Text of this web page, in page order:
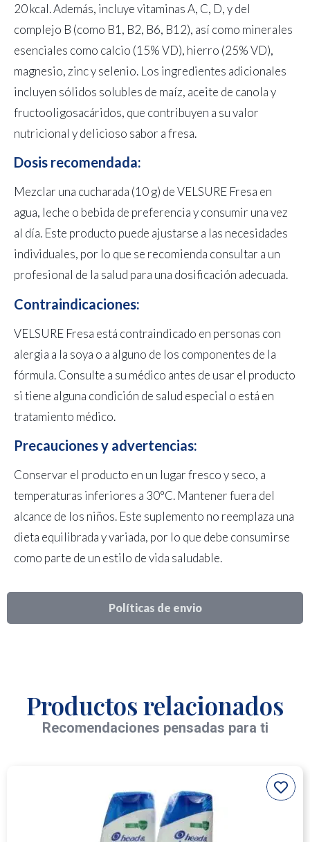
Políticas de envio
20 kcal. Además, incluye vitaminas A, C, D, y del
complejo B (como B1, B2, B6, B12), así como minerales
esenciales como calcio (15% VD), hierro (25% VD),
magnesio, zinc y selenio. Los ingredientes adicionales
incluyen sólidos solubles de maíz, aceite de canola y
fructooligosacáridos, que contribuyen a su valor
nutricional y delicioso sabor a fresa.
Dosis recomendada:
Mezclar una cucharada (10 g) de VELSURE Fresa en
agua, leche o bebida de preferencia y consumir una vez
al día. Este producto puede ajustarse a las necesidades
individuales, por lo que se recomienda consultar a un
profesional de la salud para una dosificación adecuada.
Contraindicaciones:
VELSURE Fresa está contraindicado en personas con
alergia a la soya o a alguno de los componentes de la
fórmula. Consulte a su médico antes de usar el producto
si tiene alguna condición de salud especial o está en
tratamiento médico.
Precauciones y advertencias:
Conservar el producto en un lugar fresco y seco, a
temperaturas inferiores a 30°C. Mantener fuera del
alcance de los niños. Este suplemento no reemplaza una
dieta equilibrada y variada, por lo que debe consumirse
como parte de un estilo de vida saludable.
Productos relacionados
Recomendaciones pensadas para ti